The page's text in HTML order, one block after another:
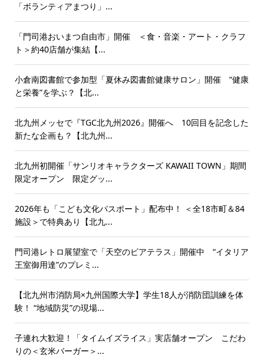
「ボランティアまつり」...
「門司港おいまつ自由市」開催 ＜食・音楽・アート・クラフ
ト＞約40店舗が集結【...
小倉南図書館で参加型「夏休み図書館健康サロン」開催 “健康
と栄養”を学ぶ？【北...
北九州メッセで『TGC北九州2026』開催へ 10回目を記念した
新たな企画も？【北九州...
北九州初開催「サンリオキャラクターズ KAWAII TOWN」期間
限定オープン 限定グッ...
2026年も「こども文化パスポート」配布中！ ＜全18市町＆84
施設＞で特典あり【北九...
門司港レトロ展望室で「天空のビアテラス」開催中 “イタリア
王室御用達”のプレミ...
【北九州市消防局×九州国際大学】学生18人が消防団訓練を体
験！ “地域防災”の現場...
子連れ大歓迎！「タイムイズライス」実店舗オープン こだわ
りの＜玄米バーガー＞...